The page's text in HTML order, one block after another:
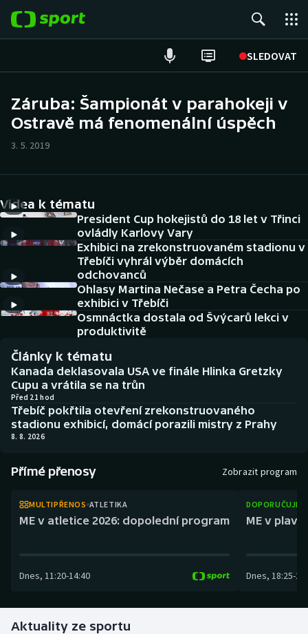
SLEDOVAT
ME v plavání
Tenis
DALŠÍ SPORTY
Americký fotbal
Atletika
Baseball a softbal
Basketbal
Biatlon
Curling
Dostihy
NEPŘEHLÉDNĚTE
Soutěže
Historické návraty
Aplikace ČT sport
AZ kvíz
Záruba: Šampionát v parahokeji v
Ostravě má fenomenální úspěch
3. 5. 2019
Videa k tématu
President Cup hokejistů do 18 let v Třinci
ovládly Karlovy Vary
Exhibici na zrekonstruovaném stadionu v
Třebíči vyhrál výběr domácích
odchovanců
Ohlasy Martina Nečase a Petra Čecha po
exhibici v Třebíči
Osmnáctka dostala od Švýcarů lekci v
produktivitě
Články k tématu
Kanada deklasovala USA ve finále Hlinka Gretzky
Cupu a vrátila se na trůn
Před 21 hod
Třebíč pokřtila otevření zrekonstruovaného
stadionu exhibicí, domácí porazili mistry z Prahy
8. 8. 2026
Přímé přenosy Zobrazit program
MULTIPŘENOS ATLETIKA
ME v atletice 2026: dopolední program
Dnes, 11:20-14:40
ME v
Dnes, 18:25-
Aktuality ze sportu